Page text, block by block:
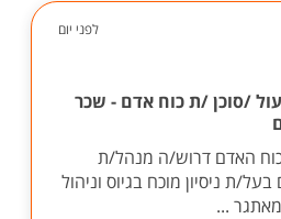
לפני יום
/סוכן /ת כוח אדם - שכר
האדם דרוש/ה מנהל/ת
ת ניסיון מוכח בגיוס וניהול
...